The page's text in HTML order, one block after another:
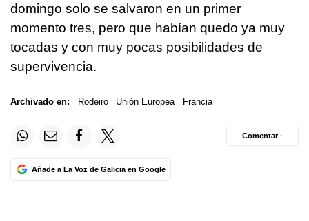
domingo solo se salvaron en un primer
momento tres, pero que habían quedo ya muy
tocadas y con muy pocas posibilidades de
supervivencia.
Archivado en: Rodeiro Unión Europea Francia
Añade a La Voz de Galicia en Google
Comentar ·